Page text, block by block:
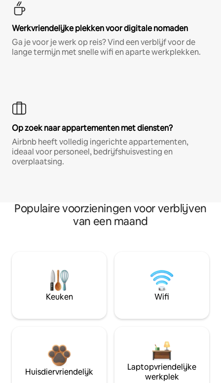
Werkvriendelijke plekken voor digitale nomaden
Ga je voor je werk op reis? Vind een verblijf voor de
lange termijn met snelle wifi en aparte werkplekken.
Op zoek naar appartementen met diensten?
Airbnb heeft volledig ingerichte appartementen,
ideaal voor personeel, bedrijfshuisvesting en
overplaatsing.
Populaire voorzieningen voor verblijven
van een maand
Keuken Wifi
Huisdiervriendelijk
Laptopvriendelijke
werkplek